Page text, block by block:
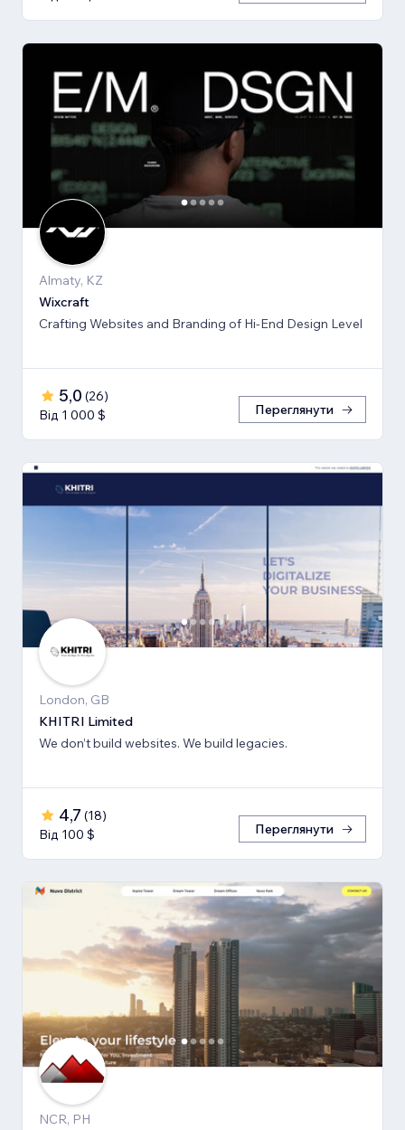
Almaty, KZ
Wixcraft
Crafting Websites and Branding of Hi-End Design Level
5,0 (26)
Від 1 000 $
Переглянути
London, GB
KHITRI Limited
We don’t build websites. We build legacies.
4,7 (18)
Від 100 $
Переглянути
NCR, PH